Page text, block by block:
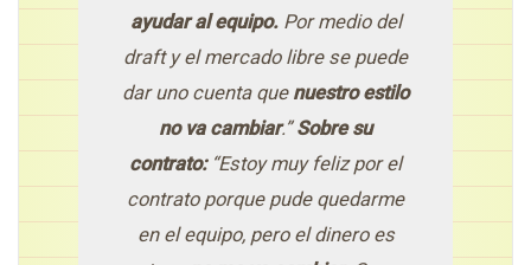
ayudar al equipo.Por medio del
draft y el mercado libre se puede
dar uno cuenta que nuestro estilo
no va cambiar.”Sobre su
contrato:“Estoy muy feliz por el
contrato porque pude quedarme
en el equipo, pero el dinero es